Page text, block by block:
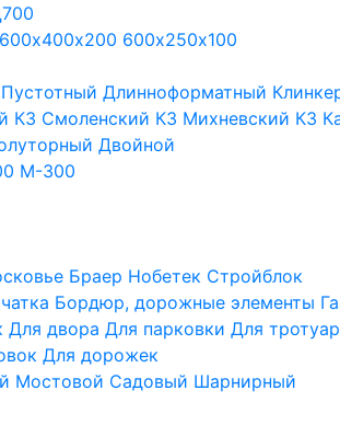
600х400х200 600х250х100
Пустотный Длинноформатный
КЗ Смоленский КЗ Михневский КЗ
Двойной
М-300
Браер Нобетек Стройблок
Бордюр, дорожные элементы
Для двора Для парковки Для
Для дорожек
Мостовой Садовый Шарнирный